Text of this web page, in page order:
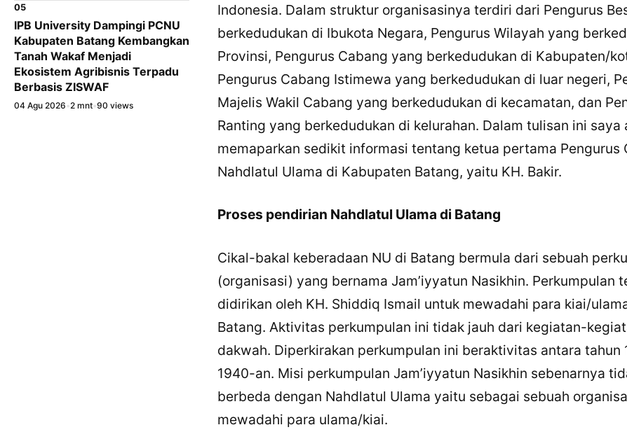
05
IPB University Dampingi PCNU
Kabupaten Batang Kembangkan
Tanah Wakaf Menjadi
Ekosistem Agribisnis Terpadu
Berbasis ZISWAF
04 Agu 2026 •2 mnt•90 views
Indonesia. Dalam struktur organisasinya terdiri dari Pengurus
berkedudukan di Ibukota Negara, Pengurus Wilayah yang
Provinsi, Pengurus Cabang yang berkedudukan di Kabupaten/
Pengurus Cabang Istimewa yang berkedudukan di luar negeri,
Majelis Wakil Cabang yang berkedudukan di kecamatan, dan
Ranting yang berkedudukan di kelurahan. Dalam tulisan ini saya
memaparkan sedikit informasi tentang ketua pertama Pengurus
Nahdlatul Ulama di Kabupaten Batang, yaitu KH. Bakir.
Proses pendirian Nahdlatul Ulama di Batang
Cikal-bakal keberadaan NU di Batang bermula dari sebuah
(organisasi) yang bernama Jam’iyyatun Nasikhin. Perkumpulan
didirikan oleh KH. Shiddiq Ismail untuk mewadahi para kiai/
Batang. Aktivitas perkumpulan ini tidak jauh dari kegiatan-
dakwah. Diperkirakan perkumpulan ini beraktivitas antara tahun
1940-an. Misi perkumpulan Jam’iyyatun Nasikhin sebenarnya
berbeda dengan Nahdlatul Ulama yaitu sebagai sebuah
mewadahi para ulama/kiai.